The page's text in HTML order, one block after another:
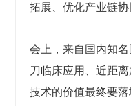
拓展、优化产业链
会上，来自国内知
刀临床应用、近距
技术的价值最终要